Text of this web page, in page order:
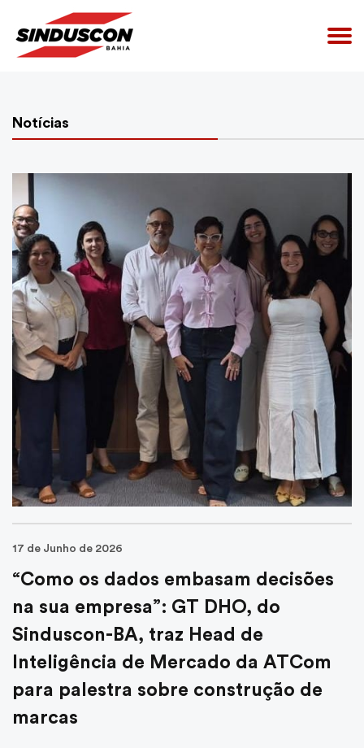
Home
Quem Somos
Convenções Coletivas
Acesso Restrito
CUB
Centro de Convenções
Notícias
17 de Junho de 2026
“Como os dados embasam decisões
na sua empresa”: GT DHO, do
Sinduscon-BA, traz Head de
Inteligência de Mercado da ATCom
para palestra sobre construção de
marcas